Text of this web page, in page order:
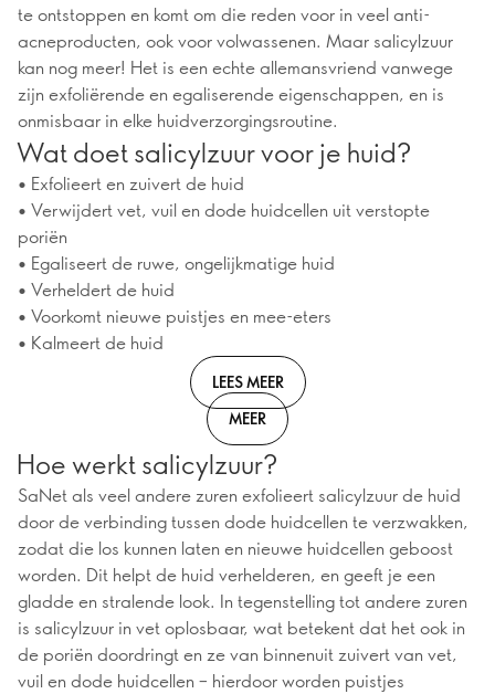
te ontstoppen en komt om die reden voor in veel anti-
acneproducten, ook voor volwassenen. Maar salicylzuur
kan nog meer! Het is een echte allemansvriend vanwege
zijn exfoliërende en egaliserende eigenschappen, en is
onmisbaar in elke huidverzorgingsroutine.
Wat doet salicylzuur voor je huid?
• Exfolieert en zuivert de huid
• Verwijdert vet, vuil en dode huidcellen uit verstopte
poriën
• Egaliseert de ruwe, ongelijkmatige huid
• Verheldert de huid
• Voorkomt nieuwe puistjes en mee-eters
• Kalmeert de huid
LEES MEER
MEER
Hoe werkt salicylzuur?
SaNet als veel andere zuren exfolieert salicylzuur de huid
door de verbinding tussen dode huidcellen te verzwakken,
zodat die los kunnen laten en nieuwe huidcellen geboost
worden. Dit helpt de huid verhelderen, en geeft je een
gladde en stralende look. In tegenstelling tot andere zuren
is salicylzuur in vet oplosbaar, wat betekent dat het ook in
de poriën doordringt en ze van binnenuit zuivert van vet,
vuil en dode huidcellen – hierdoor worden puistjes